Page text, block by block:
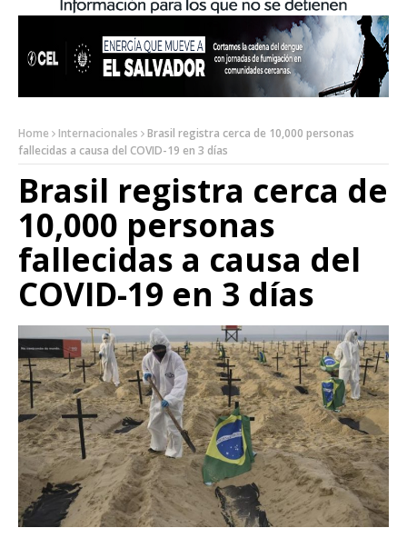
Home Internacionales
Brasil registra cerca de 10,000 personas
fallecidas a causa del COVID-19 en 3 días
Brasil registra cerca de
10,000 personas
fallecidas a causa del
COVID-19 en 3 días